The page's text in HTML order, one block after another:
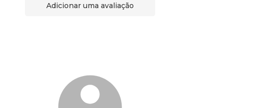
Adicionar uma avaliação